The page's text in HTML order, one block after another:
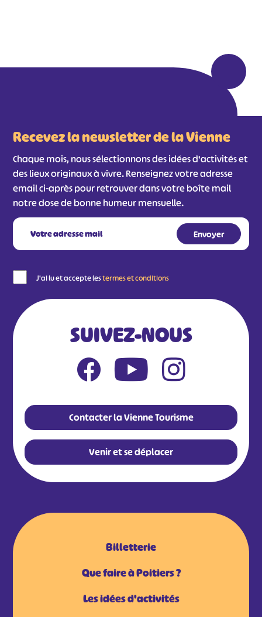
Recevez la newsletter de la Vienne
Chaque mois, nous sélectionnons des idées d'activités et
des lieux originaux à vivre. Renseignez votre adresse
email ci-après pour retrouver dans votre boîte mail
notre dose de bonne humeur mensuelle.
J'ai lu et accepte lestermes et conditions
SUIVEZ-NOUS
Contacter la Vienne Tourisme
Venir et se déplacer
Billetterie
Que faire à Poitiers ?
Les idées d'activités